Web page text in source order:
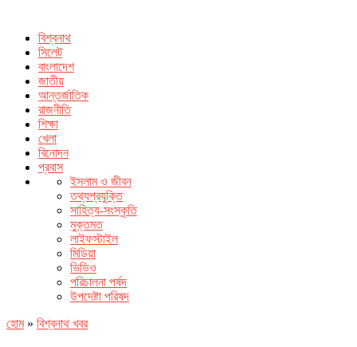
বিশ্বনাথ
সিলেট
বাংলাদেশ
জাতীয়
আন্তর্জাতিক
রাজনীতি
শিক্ষা
খেলা
বিনোদন
প্রবাস
ইসলাম ও জীবন
তথ্যপ্রযুক্তি
সাহিত্য-সংস্কৃতি
মুক্তমত
লাইফস্টাইল
মিডিয়া
ভিডিও
পরিচালনা পর্ষদ
উপদেষ্টা পরিষদ
হোম» বিশ্বনাথ খবর